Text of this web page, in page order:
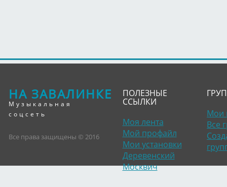
НА ЗАВАЛИНКЕ
Музыкальная
соцсеть
Все права защищены © 2016
ПОЛЕЗНЫЕ
ССЫЛКИ
Моя лента
Мой профайл
Мои установки
Деревенский
Москвич
Мои
Все